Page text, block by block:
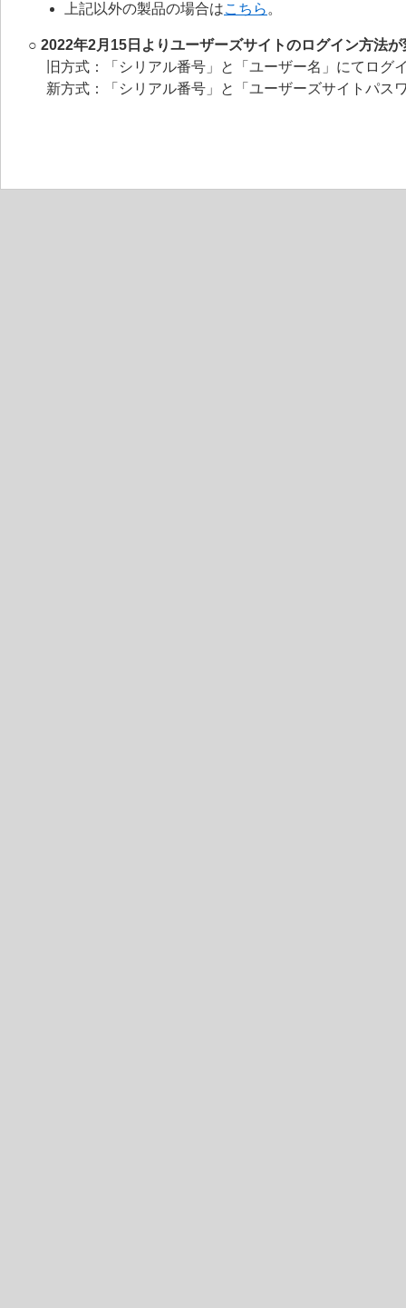
上記以外の製品の場合はこちら 。
○ 2022年2月15日よりユーザーズサイトのログイン方法
旧方式：「シリアル番号」と「ユーザー名」にてログ
新方式：「シリアル番号」と「ユーザーズサイトパス